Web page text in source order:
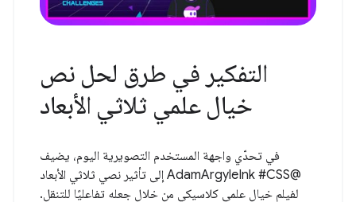
التفكير في طرق لحل نص
خيال علمي ثلاثي الأبعاد
في تحدّي واجهة المستخدم التصويرية اليوم، يضيف
@AdamArgyleInk #CSS إلى تأثير نصي ثلاثي الأبعاد
لفيلم خيال علمي كلاسيكي من خلال جعله تفاعليًا للتنقل.